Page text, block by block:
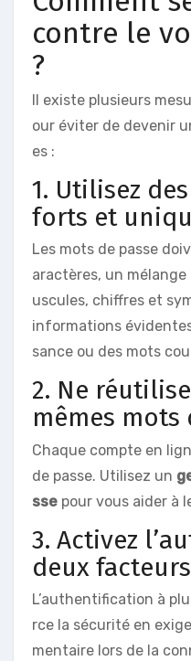
contre le
?
Il existe plusieurs
our éviter de devenir
es :
1. Utilisez
forts et
Les mots de passe
aractères, un
uscules, chiffres et
informations
sance ou des mots
2. Ne
mêmes mots
Chaque compte en
de passe. Utilisez un
sse pour vous aider à
3. Activez
deux facteurs
L’authentification à
rce la sécurité en
mentaire lors de la